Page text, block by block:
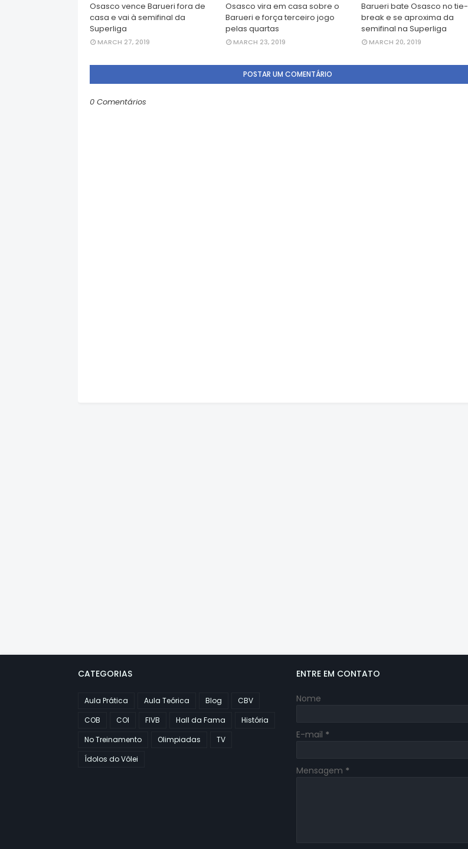
Osasco vence Barueri fora de
casa e vai à semifinal da
Superliga
MARCH 27, 2019
Osasco vira em casa sobre o
Barueri e força terceiro jogo
pelas quartas
MARCH 23, 2019
Barueri bate Osasco no tie-
break e se aproxima da
semifinal na Superliga
MARCH 20, 2019
POSTAR UM COMENTÁRIO
0 Comentários
CATEGORIAS
Aula Prática Aula Teórica Blog
CBV
COB
COI FIVB Hall da Fama
História
No Treinamento
Olimpiadas
TV
Ídolos do Vôlei
ENTRE EM CONTATO
Nome
E-mail *
Mensagem *